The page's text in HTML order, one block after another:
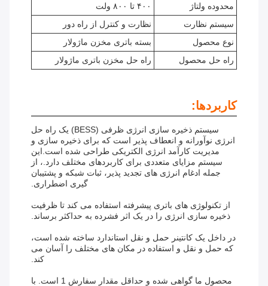
محدوده ولتاژ
۴۰۰ تا ۸۰۰ ولت
سیستم نظارت
نظارت و کنترل از راه دور
نوع محصول
بسته باتری مخزن ماژولار
راه حل محصول
راه حل مخزن باتری ماژولار
کاربردها:
سیستم ذخیره سازی انرژی ظرفی (BESS) یک راه حل
انرژی نوآورانه و انعطاف پذیر است که برای ذخیره سازی و
مدیریت کارآمد انرژی الکتریکی طراحی شده است.این
سیستم مزایای متعددی برای کاربردهای مختلف دارد.، از
جمله ادغام انرژی های تجدید پذیر، ثبات شبکه و پشتیبان
گیری اضطراری.
از تکنولوژی های باتری پیشرفته استفاده می کند تا ظرفیت
ذخیره سازی انرژی را در یک اثر فشرده به حداکثر برساند.
در داخل یک کانتینر حمل و نقل استاندارد ساخته شده است،
که حمل و نقل و استفاده در مکان های مختلف را آسان می
کند.
محصول ما گواهی شده و حداقل مقدار سفارش 1 است. با